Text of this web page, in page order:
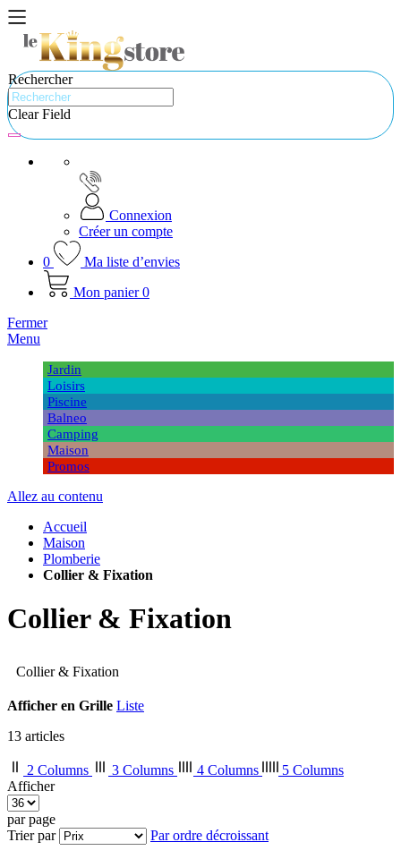
Rechercher
Clear Field
Connexion
Créer un compte
0
Ma liste d’envies
Mon panier 0
Fermer
Menu
Jardin
Loisirs
Piscine
Balneo
Camping
Maison
Promos
Allez au contenu
Accueil
Maison
Plomberie
Collier & Fixation
Collier & Fixation
Collier & Fixation
Afficher en Grille Liste
13 articles
2 Columns 3 Columns 4 Columns
5 Columns
Afficher
par page
Trier par
Par ordre décroissant